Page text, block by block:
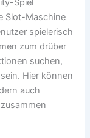
Slot-Maschine
spielerisch
zum drüber
suchen,
Hier können
auch